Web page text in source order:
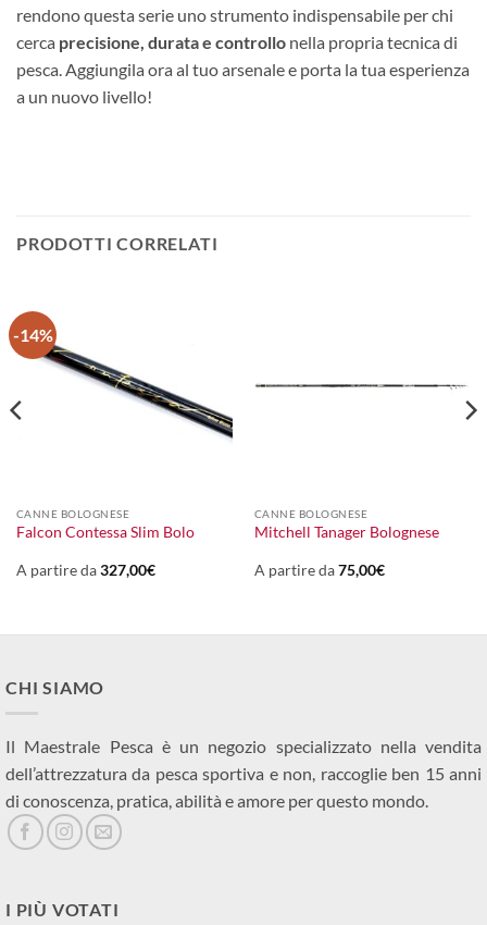
rendono questa serie uno strumento indispensabile per chi
cerca precisione, durata e controllo nella propria tecnica di
pesca. Aggiungila ora al tuo arsenale e porta la tua esperienza
a un nuovo livello!
PRODOTTI CORRELATI
-14%
CANNE BOLOGNESE
Falcon Contessa Slim Bolo
A partire da327,00€
CANNE BOLOGNESE
Mitchell Tanager Bolognese
A partire da75,00€
CHI SIAMO
Il Maestrale Pesca è un negozio specializzato nella vendita
dell’attrezzatura da pesca sportiva e non, raccoglie ben 15 anni
di conoscenza, pratica, abilità e amore per questo mondo.
I PIÙ VOTATI